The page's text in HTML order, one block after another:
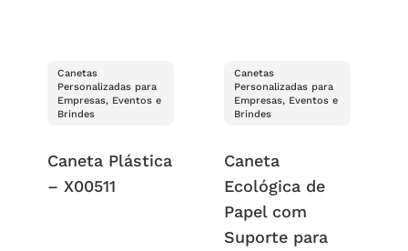
Canetas
Personalizadas para
Empresas, Eventos e
Brindes
Caneta Plástica
– X00511
Canetas
Personalizadas para
Empresas, Eventos e
Brindes
Caneta
Ecológica de
Papel com
Suporte para